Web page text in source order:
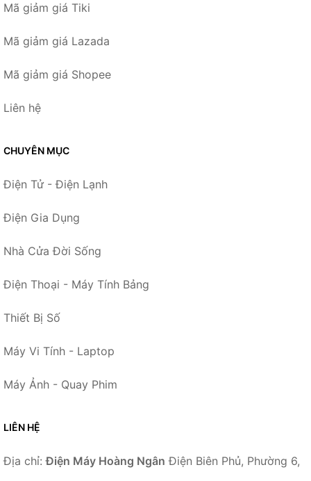
Mã giảm giá Tiki
Mã giảm giá Lazada
Mã giảm giá Shopee
Liên hệ
CHUYÊN MỤC
Điện Tử - Điện Lạnh
Điện Gia Dụng
Nhà Cửa Đời Sống
Điện Thoại - Máy Tính Bảng
Thiết Bị Số
Máy Vi Tính - Laptop
Máy Ảnh - Quay Phim
LIÊN HỆ
Địa chỉ:Điện Máy Hoàng Ngân Điện Biên Phủ, Phường 6,